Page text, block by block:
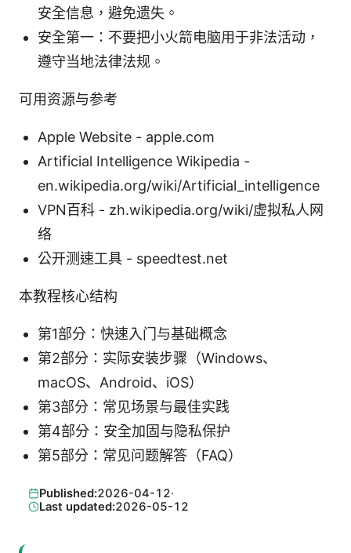
安全信息，避免遗失。
安全第一：不要把小火箭电脑用于非法活动，
遵守当地法律法规。
可用资源与参考
Apple Website - apple.com
Artificial Intelligence Wikipedia -
en.wikipedia.org/wiki/Artificial_intelligence
VPN百科 - zh.wikipedia.org/wiki/虚拟私人网
络
公开测速工具 - speedtest.net
本教程核心结构
第1部分：快速入门与基础概念
第2部分：实际安装步骤（Windows、
macOS、Android、iOS）
第3部分：常见场景与最佳实践
第4部分：安全加固与隐私保护
第5部分：常见问题解答（FAQ）
Published:2026-04-12·
Last updated:2026-05-12